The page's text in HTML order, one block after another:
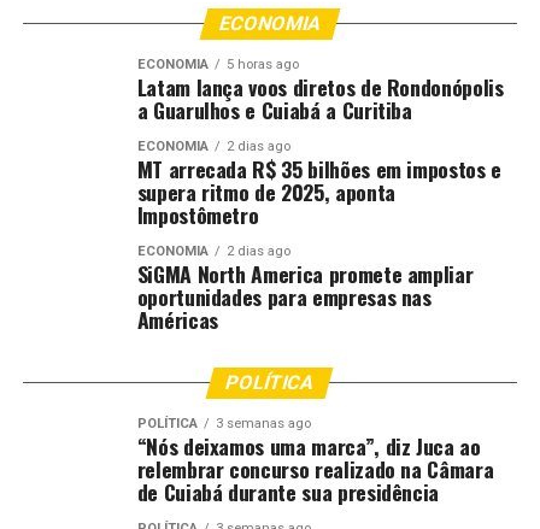
Móvel de Urgência (Samu) e a Central Estadual de
Centro Estadual de Cidadania
Localizado no Várzea Grande Shopping, o Centro
Estadual de Cidadania, sob a gestão da Secretaria de
Estado de Assistência Social e Cidadania (Setasc), não
abrirá nos dias 16 e 17 de fevereiro. O atendimento ao
público retorna na quarta-feira (18), às 14h.
A sede da Secretaria de Estado de Segurança Pública
feriado. As atividades retornam na quarta-feira (18), às
Os batalhões da Polícia Militar e do Corpo de Bombeiros
ECONOMIA
ECONOMIA 5 horas ago
Latam lança voos diretos de Rondonópolis
a Guarulhos e Cuiabá a Curitiba
ECONOMIA 2 dias ago
MT arrecada R$ 35 bilhões em impostos e
supera ritmo de 2025, aponta
Impostômetro
ECONOMIA 2 dias ago
SiGMA North America promete ampliar
oportunidades para empresas nas
Américas
POLÍTICA
POLÍTICA 3 semanas ago
“Nós deixamos uma marca”, diz Juca ao
relembrar concurso realizado na Câmara
de Cuiabá durante sua presidência